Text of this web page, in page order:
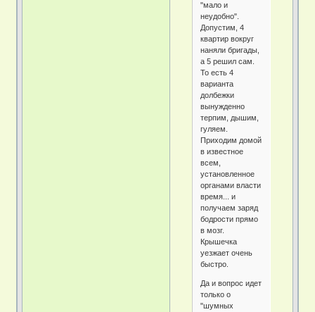
"мало и
неудобно".
Допустим, 4
квартир вокруг
наняли бригады,
а 5 решил сам.
То есть 4
варианта
долбежки
вынужденно
терпим, дышим,
гуляем.
Приходим домой
в известное
всем,
установленное
органами власти
время... и
получаем заряд
бодрости прямо
в мозг.
Крышечка
уезжает очень
быстро.
Да и вопрос идет
только о
"шумных